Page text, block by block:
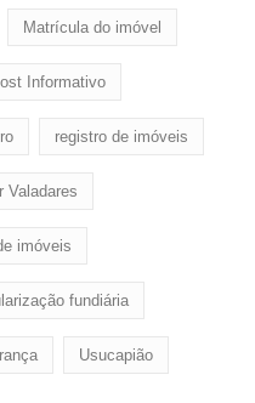
Matrícula do imóvel
Informativo
registro de imóveis
Valadares
imóveis
fundiária
Usucapião